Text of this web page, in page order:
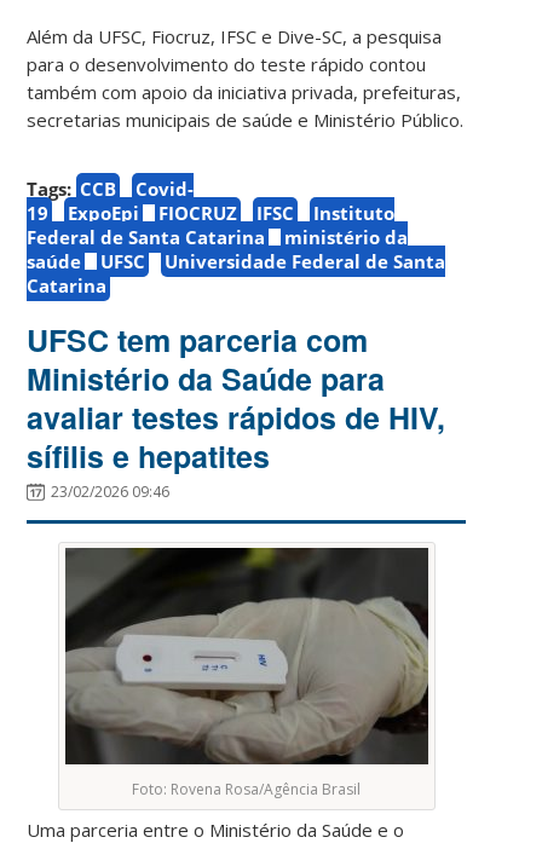
Além da UFSC, Fiocruz, IFSC e Dive-SC, a pesquisa
para o desenvolvimento do teste rápido contou
também com apoio da iniciativa privada, prefeituras,
secretarias municipais de saúde e Ministério Público.
Tags: CCB
Covid-
19
ExpoEpi FIOCRUZ IFSC
Instituto
Federal de Santa Catarina
ministério da
saúde
UFSC
Universidade Federal de Santa
Catarina
UFSC tem parceria com
Ministério da Saúde para
avaliar testes rápidos de HIV,
sífilis e hepatites
23/02/2026 09:46
Foto: Rovena Rosa/Agência Brasil
Uma parceria entre o Ministério da Saúde e o